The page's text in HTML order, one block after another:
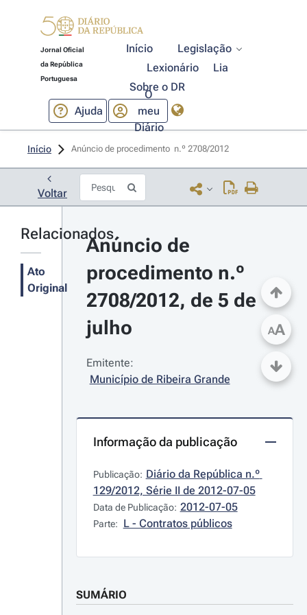
Jornal Oficial
da República
Portuguesa
Início
Legislação
Lexionário
Lia
Sobre o DR
Ajuda
O
meu
Diário
Início Anúncio de procedimento  n.º 2708/2012
Voltar
Relacionados
Ato
Original
Anúncio de
procedimento n.º
2708/2012, de 5 de
julho
Emitente:
Município de Ribeira Grande
Informação da publicação
Publicação: Diário da República n.º
129/2012, Série II de 2012-07-05
Data de Publicação: 2012-07-05
Parte: L - Contratos públicos
SUMÁRIO
AA